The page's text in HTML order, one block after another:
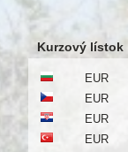
Kurzový lístok
EUR
EUR
EUR
EUR